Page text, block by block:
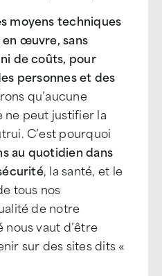
moyens techniques
œuvre, sans
de coûts, pour
personnes et des
qu’aucune
ne peut justifier la
C’est pourquoi
au quotidien dans
, la santé, et le
tous nos
de notre
vaut d’être
sur des sites dits «